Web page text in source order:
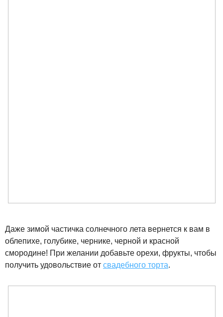
Даже зимой частичка солнечного лета вернется к вам в
облепихе, голубике, чернике, черной и красной
смородине! При желании добавьте орехи, фрукты, чтобы
получить удовольствие от свадебного торта.